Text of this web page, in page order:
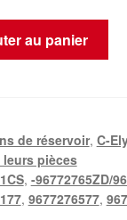
au panier
de réservoir, C-
pièces
, -96772765ZD/
, 9677276577,